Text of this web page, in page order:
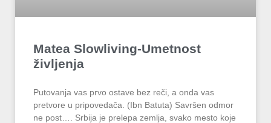
Matea Slowliving-Umetnost
življenja
Putovanja vas prvo ostave bez reči, a onda vas
pretvore u pripovedača. (Ibn Batuta) Savršen odmor
ne post…. Srbija je prelepa zemlja, svako mesto koje